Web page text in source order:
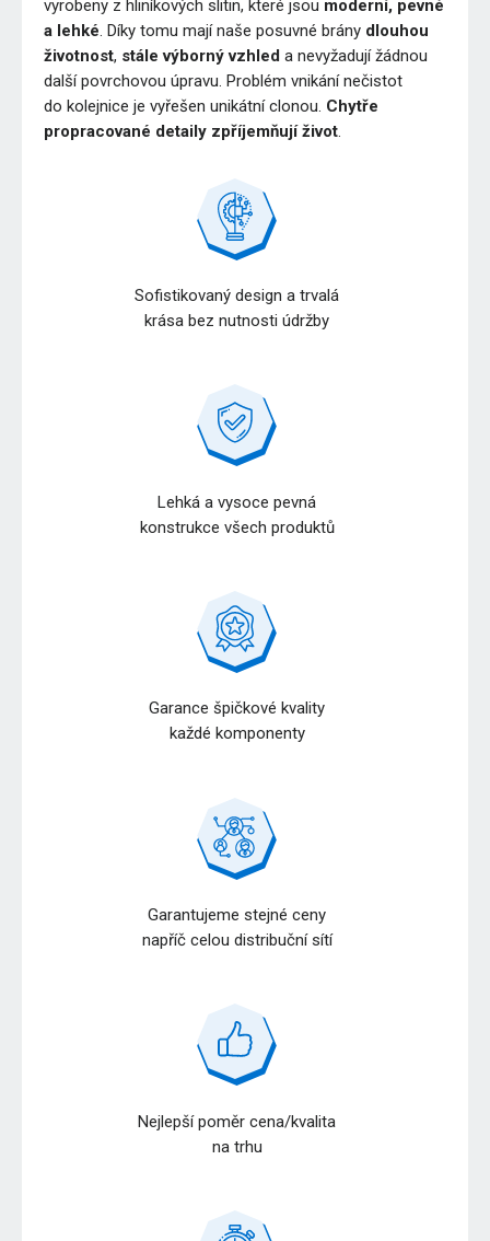
vyrobeny z hliníkových slitin, které jsou moderní, pevné
a lehké . Díky tomu mají naše posuvné brány dlouhou
životnost, stále výborný vzhled a nevyžadují žádnou
další povrchovou úpravu. Problém vnikání nečistot
do kolejnice je vyřešen unikátní clonou. Chytře
propracované detaily zpříjemňují život
Sofistikovaný design a trvalá
krása bez nutnosti údržby
Lehká a vysoce pevná
konstrukce všech produktů
Garance špičkové kvality
každé komponenty
Garantujeme stejné ceny
napříč celou distribuční sítí
Nejlepší poměr cena/kvalita
na trhu